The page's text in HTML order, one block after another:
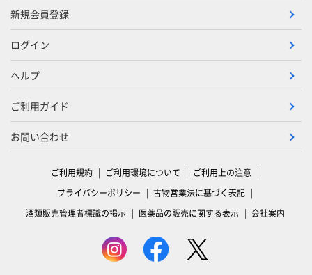
新規会員登録
ログイン
ヘルプ
ご利用ガイド
お問い合わせ
ご利用規約 ご利用環境について
ご利用上の注意
プライバシーポリシー
古物営業法に基づく表記
酒類販売管理者標識の掲示
医薬品の販売に関する表示 会社案内